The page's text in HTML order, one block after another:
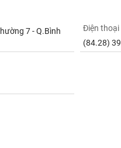
7 - Q.Bình
Điện thoại
(84.28)